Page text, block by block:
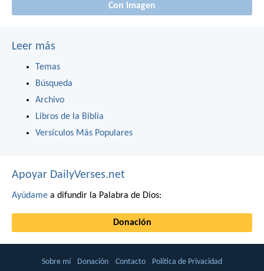
Con imagen
Leer más
Temas
Búsqueda
Archivo
Libros de la Biblia
Versículos Más Populares
Apoyar DailyVerses.net
Ayúdame a difundir la Palabra de Dios:
Donación
Sobre mí Donación Contacto Política de Privacidad